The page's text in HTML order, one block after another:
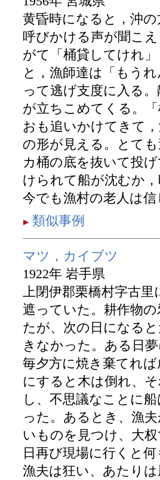
黄昏時になると，沖
呼びかける声が聞こ
がて「桶貸してけれ
と，漁師達は「もう
って逃げ支度に入る
が立ちこめてくる。
おも追いかけてきて
の形が見える。とて
カ桶の底を抜いて投
けられて船が沈むか
今でも漁村の老人は
類似事例
マツ，カイブツ
1922年 岩手県
上閉伊郡栗橋村字古
遮っていた。耕作物
たが、次の日になる
きなかった。ある日
毎夕方に焼き棄てれ
にすると木は倒れ、
し、不思議なことに
った。あるとき、漁
いものを見つけ、大
日再び現場に行くと
漁夫は狂い、あたり